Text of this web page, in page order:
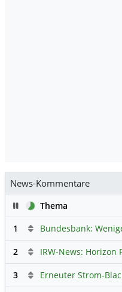
News-Kommentare
PauseThema
1
2
3